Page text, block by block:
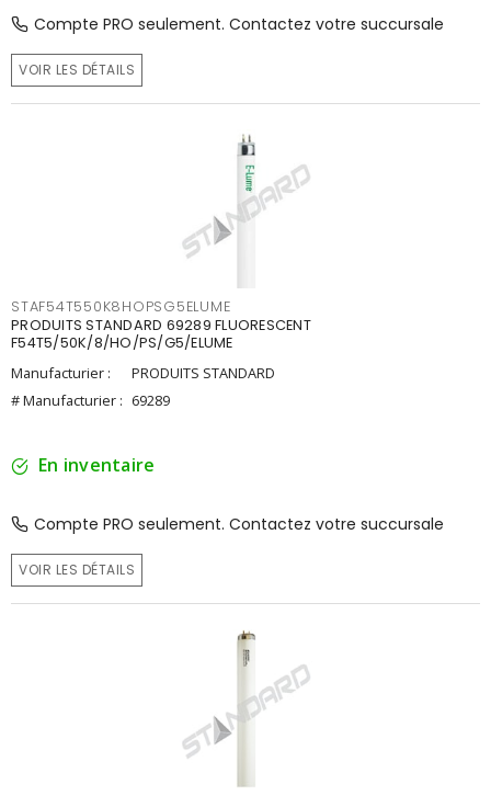
Compte PRO seulement. Contactez votre succursale
VOIR LES DÉTAILS
STAF54T550K8HOPSG5ELUME
PRODUITS STANDARD 69289 FLUORESCENT
F54T5/50K/8/HO/PS/G5/ELUME
Manufacturier :
PRODUITS STANDARD
# Manufacturier : 69289
En inventaire
Compte PRO seulement. Contactez votre succursale
VOIR LES DÉTAILS